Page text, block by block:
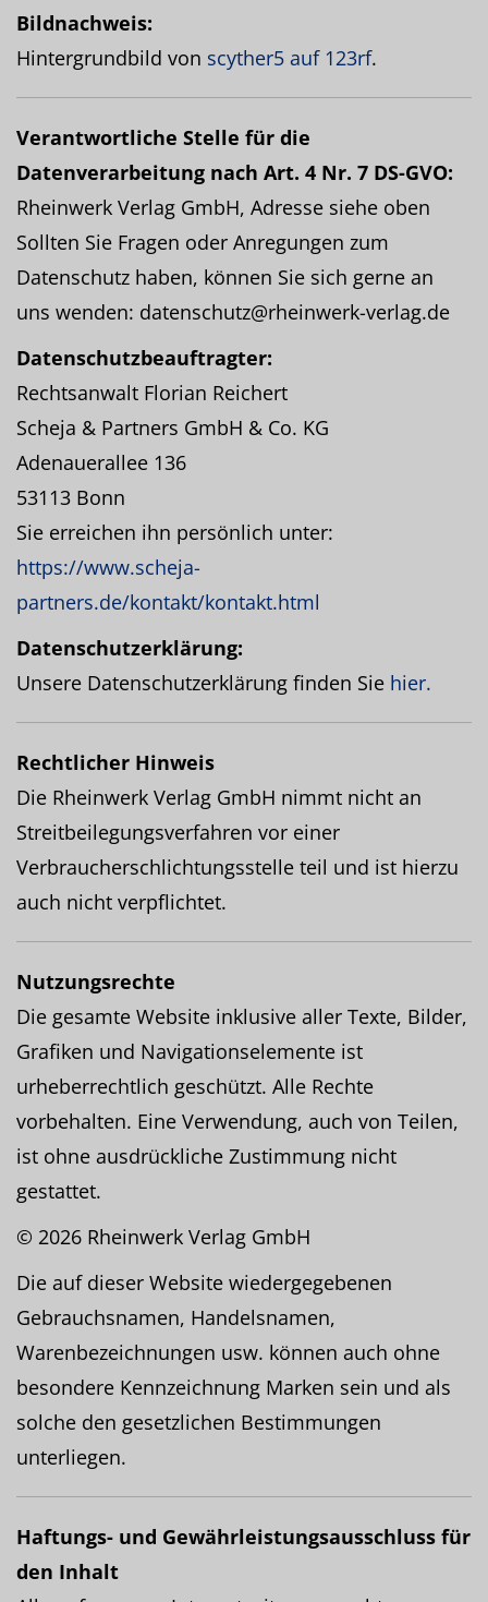
Bildnachweis:
Hintergrundbild von scyther5 auf 123rf.
Verantwortliche Stelle für die
Datenverarbeitung nach Art. 4 Nr. 7 DS-GVO:
Rheinwerk Verlag GmbH, Adresse siehe oben
Sollten Sie Fragen oder Anregungen zum
Datenschutz haben, können Sie sich gerne an
uns wenden: datenschutz@rheinwerk-verlag.de
Datenschutzbeauftragter:
Rechtsanwalt Florian Reichert
Scheja & Partners GmbH & Co. KG
Adenauerallee 136
53113 Bonn
Sie erreichen ihn persönlich unter:
https://www.scheja-
partners.de/kontakt/kontakt.html
Datenschutzerklärung:
Unsere Datenschutzerklärung finden Sie hier.
Rechtlicher Hinweis
Die Rheinwerk Verlag GmbH nimmt nicht an
Streitbeilegungsverfahren vor einer
Verbraucherschlichtungsstelle teil und ist hierzu
auch nicht verpflichtet.
Nutzungsrechte
Die gesamte Website inklusive aller Texte, Bilder,
Grafiken und Navigationselemente ist
urheberrechtlich geschützt. Alle Rechte
vorbehalten. Eine Verwendung, auch von Teilen,
ist ohne ausdrückliche Zustimmung nicht
gestattet.
© 2026 Rheinwerk Verlag GmbH
Die auf dieser Website wiedergegebenen
Gebrauchsnamen, Handelsnamen,
Warenbezeichnungen usw. können auch ohne
besondere Kennzeichnung Marken sein und als
solche den gesetzlichen Bestimmungen
unterliegen.
Haftungs- und Gewährleistungsausschluss für
den Inhalt